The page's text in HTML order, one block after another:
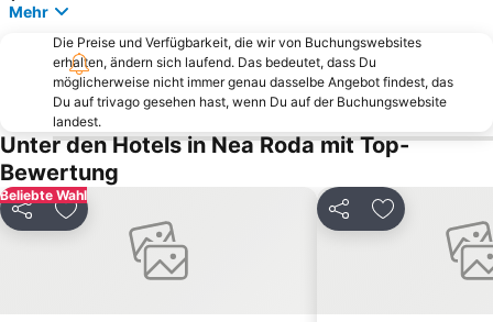
Kakoudia
Porto Karras 1
Panagia Vourvourou
Kavourotripes
Traditional Settlement of Karyes
Stavros Dytiki
Nea Roda
Develiki
Traditional Settlement of Sikia
Agios Georgios
Marina Porto Carras
Paralia Vrasnon & Neon Vrasnon
Mehr
Die Preise und Verfügbarkeit, die wir von Buchungswebsites
erhalten, ändern sich laufend. Das bedeutet, dass Du
möglicherweise nicht immer genau dasselbe Angebot findest, das
Du auf trivago gesehen hast, wenn Du auf der Buchungswebsite
landest.
Unter den Hotels in Nea Roda mit Top-
Bewertung
Beliebte Wahl
Teilen Zu Favoriten hinzufügen Teilen Zu Favoriten